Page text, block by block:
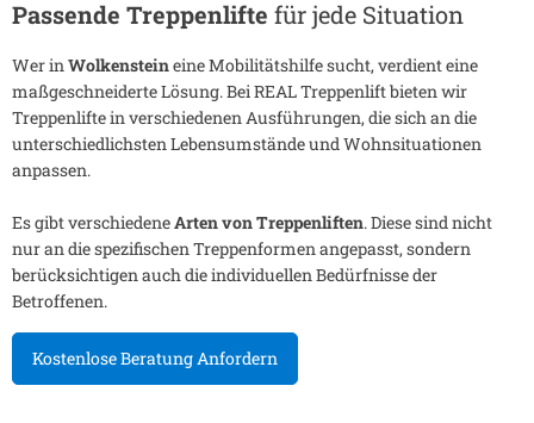
Passende Treppenlifte für jede Situation
Wer inWolkensteineine Mobilitätshilfe sucht, verdient eine
maßgeschneiderte Lösung. Bei REAL Treppenlift bieten wir
Treppenlifte in verschiedenen Ausführungen, die sich an die
unterschiedlichsten Lebensumstände und Wohnsituationen
anpassen.
Es gibt verschiedeneArten von Treppenliften. Diese sind nicht
nur an die spezifischen Treppenformen angepasst, sondern
berücksichtigen auch die individuellen Bedürfnisse der
Betroffenen.
Kostenlose Beratung Anfordern